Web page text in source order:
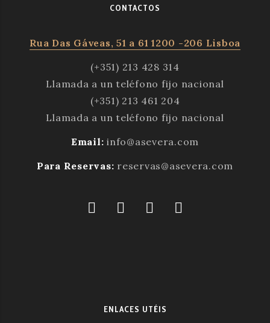
CONTACTOS
Rua Das Gáveas, 51 a 61 1200 -206 Lisboa
(+351) 213 428 314
Llamada a un teléfono fijo nacional
(+351) 213 461 204
Llamada a un teléfono fijo nacional
Email: info@asevera.com
Para Reservas: reservas@asevera.com
ENLACES UTÉIS